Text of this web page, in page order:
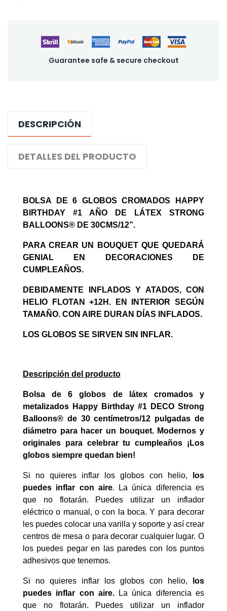
Guarantee safe & secure checkout
DESCRIPCIÓN
DETALLES DEL PRODUCTO
BOLSA DE 6 GLOBOS CROMADOS HAPPY
BIRTHDAY #1 AÑO DE LÁTEX STRONG
BALLOONS® DE 30CMS/12”.
PARA CREAR UN BOUQUET QUE QUEDARÁ
GENIAL EN DECORACIONES DE
CUMPLEAÑOS.
DEBIDAMENTE INFLADOS Y ATADOS, CON
HELIO FLOTAN +12H. EN INTERIOR SEGÚN
TAMAÑO. CON AIRE DURAN DÍAS INFLADOS.
LOS GLOBOS SE SIRVEN SIN INFLAR.
Descripción del producto
Bolsa de 6 globos de látex cromados y
metalizados Happy Birthday #1 DECO Strong
Balloons® de 30 centímetros/12 pulgadas de
diámetro para hacer un bouquet. Modernos y
originales para celebrar tu cumpleaños ¡Los
globos siempre quedan bien!
Si no quieres inflar los globos con helio,
los
puedes inflar con aire. La única diferencia es
que no flotarán. Puedes utilizar un inflador
eléctrico o manual, o con la boca. Y para decorar
les puedes colocar una varilla y soporte y así crear
centros de mesa o para decorar cualquier lugar. O
los puedes pegar en las paredes con los puntos
adhesivos que tenemos.
Si no quieres inflar los globos con helio,
los
puedes inflar con aire.
La única diferencia es
que no flotarán. Puedes utilizar un inflador